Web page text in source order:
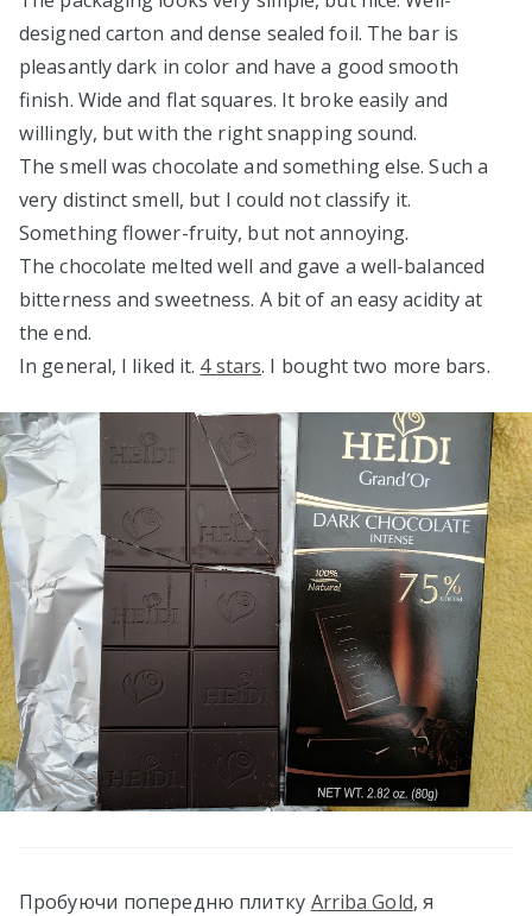
designed carton and dense sealed foil. The bar is
pleasantly dark in color and have a good smooth
finish. Wide and flat squares. It broke easily and
willingly, but with the right snapping sound.
The smell was chocolate and something else. Such a
very distinct smell, but I could not classify it.
Something flower-fruity, but not annoying.
The chocolate melted well and gave a well-balanced
bitterness and sweetness. A bit of an easy acidity at
the end.
In general, I liked it. 4 stars. I bought two more bars.
Пробуючи попередню плитку Arriba Gold, я